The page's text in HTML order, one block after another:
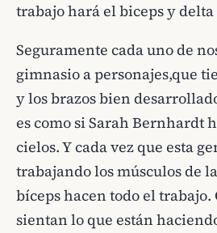
trabajo hará el biceps y delta
Seguramente cada uno de
gimnasio a personajes,que
y los brazos bien
es como si Sarah Bernhardt
cielos. Y cada vez que esta
trabajando los músculos de
bíceps hacen todo el trabajo.
sientan lo que están